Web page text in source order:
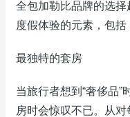
全包加勒比品牌的选
度假体验的元素，包括
最独特的套房
当旅行者想到“奢侈品
房时会惊叹不已。从